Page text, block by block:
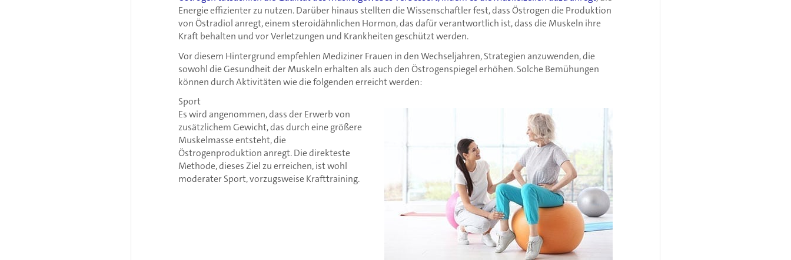
Energie effizienter zu nutzen. Darüber hinaus stellten die Wissenschaftler fest, dass Östrogen die Produktion
von Östradiol anregt, einem steroidähnlichen Hormon, das dafür verantwortlich ist, dass die Muskeln ihre
Kraft behalten und vor Verletzungen und Krankheiten geschützt werden.
Vor diesem Hintergrund empfehlen Mediziner Frauen in den Wechseljahren, Strategien anzuwenden, die
sowohl die Gesundheit der Muskeln erhalten als auch den Östrogenspiegel erhöhen. Solche Bemühungen
können durch Aktivitäten wie die folgenden erreicht werden:
Sport
Es wird angenommen, dass der Erwerb von
zusätzlichem Gewicht, das durch eine größere
Muskelmasse entsteht, die
Östrogenproduktion anregt. Die direkteste
Methode, dieses Ziel zu erreichen, ist wohl
moderater Sport, vorzugsweise Krafttraining.